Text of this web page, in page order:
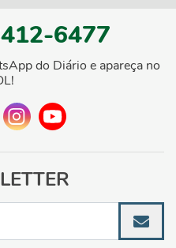
6477
do Diário e apareça no